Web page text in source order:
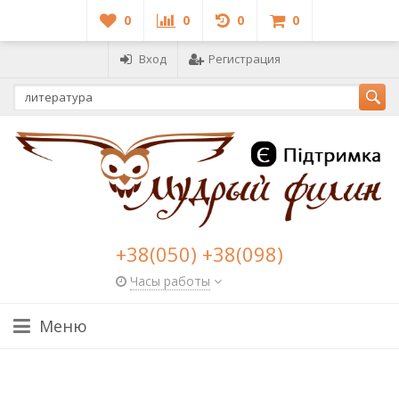
0 0 0 0
Вход Регистрация
+38(050) +38(098)
Часы работы
Меню